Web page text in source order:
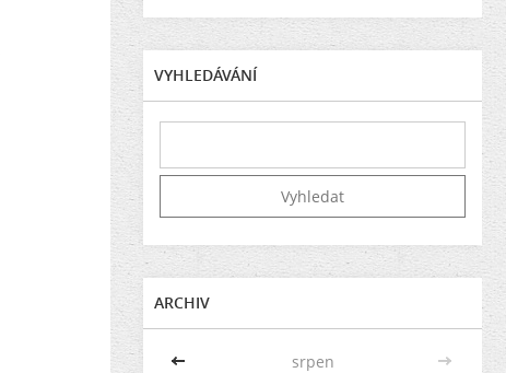
VYHLEDÁVÁNÍ
ARCHIV
<< srpen
>>